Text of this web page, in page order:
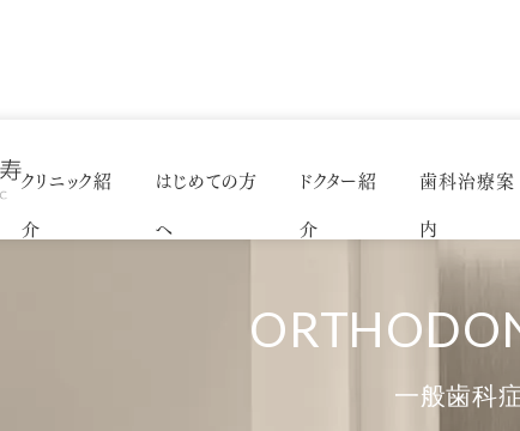
クリニック紹
介
はじめての方
へ
ドクター紹
介
歯科治療案
内
精密虫歯治
審美歯
セラミック
ホワイトニ
予防歯科
一般歯科